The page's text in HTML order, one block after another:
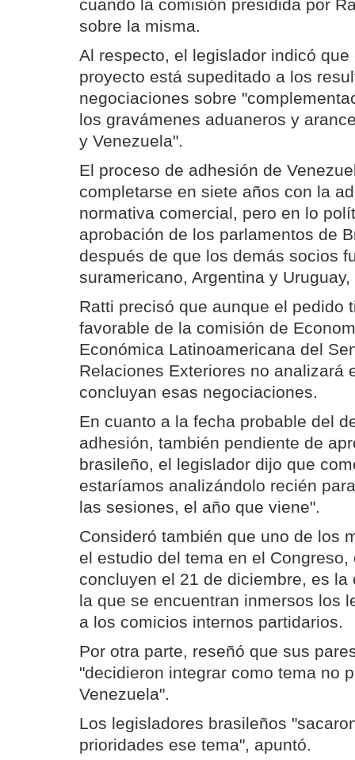
cuando la comisión presidida por
sobre la misma.
Al respecto, el legislador indicó
proyecto está supeditado a los
negociaciones sobre
los gravámenes aduaneros y
y Venezuela".
El proceso de adhesión de
completarse en siete años con la
normativa comercial, pero en lo
aprobación de los parlamentos de
después de que los demás socios
suramericano, Argentina y
Ratti precisó que aunque el pedido
favorable de la comisión de
Económica Latinoamericana del
Relaciones Exteriores no analizará
concluyan esas negociaciones.
En cuanto a la fecha probable del
adhesión, también pendiente de
brasileño, el legislador dijo que
estaríamos analizándolo recién
las sesiones, el año que viene".
Consideró también que uno de los
el estudio del tema en el
concluyen el 21 de diciembre, es
la que se encuentran inmersos los
a los comicios internos partidarios.
Por otra parte, reseñó que sus
"decidieron integrar como tema no
Venezuela".
Los legisladores brasileños
prioridades ese tema", apuntó.